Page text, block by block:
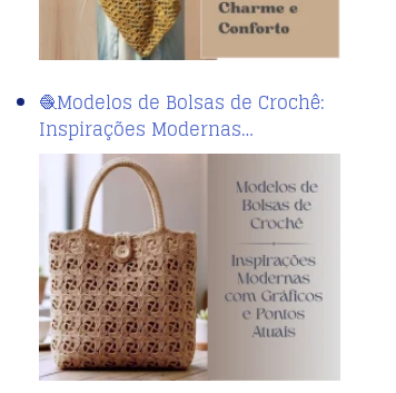
🧶Modelos de Bolsas de Crochê:
Inspirações Modernas…